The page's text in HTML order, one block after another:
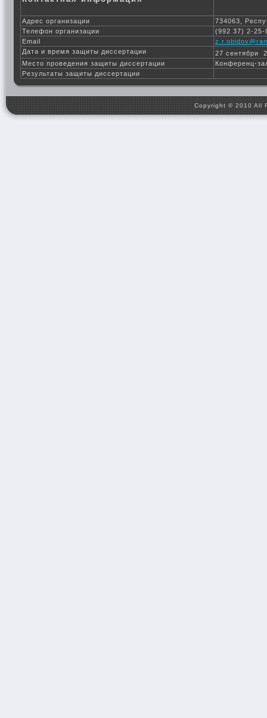
Адрес организации
734063,
Телефон организации
(992 37) 2-25-
Email
Дата и время защиты диссертации
27 сентябри
Место проведения защиты диссертации
Конференц-
Результаты защиты диссертации
Copyright © 2010 All